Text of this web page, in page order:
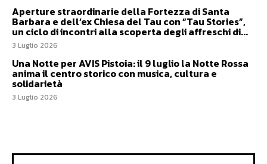
Aperture straordinarie della Fortezza di Santa
Barbara e dell’ex Chiesa del Tau con “Tau Stories”,
un ciclo di incontri alla scoperta degli affreschi di...
3 Luglio 2026
Una Notte per AVIS Pistoia: il 9 luglio la Notte Rossa
anima il centro storico con musica, cultura e
solidarietà
3 Luglio 2026